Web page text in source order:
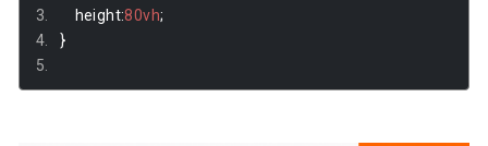
    height
:80vh;
}